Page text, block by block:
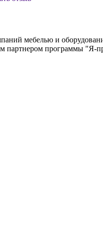
мебелью и
партнером программы "Я-